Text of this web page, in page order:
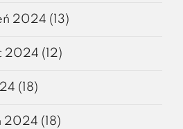
2024 (13)
2024 (12)
(18)
2024 (18)